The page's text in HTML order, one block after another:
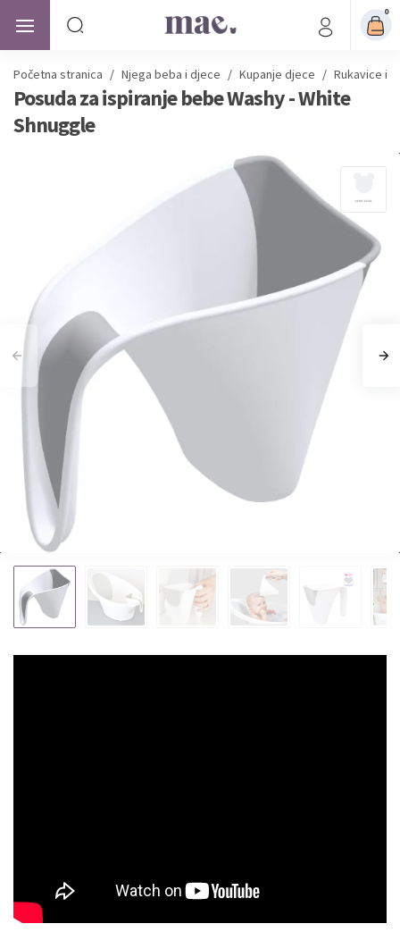
0
Početna stranica / Njega beba i djece / Kupanje djece / Rukavice i
Posuda za ispiranje bebe Washy - White
Shnuggle